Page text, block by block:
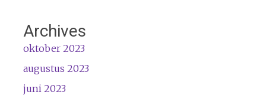
Archives
oktober 2023
augustus 2023
juni 2023